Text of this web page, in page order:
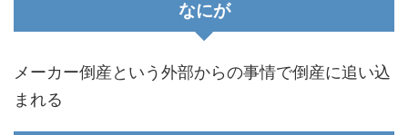
なにが
メーカー倒産という外部からの事情で倒産に追い込
まれる